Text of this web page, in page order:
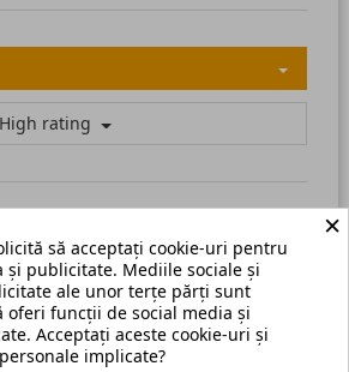
High rating
reviews.Scrie recenzia ta.
×
să acceptați cookie-uri pentru
și publicitate. Mediile sociale și
ale unor terțe părți sunt
oferi funcții de social media și
Acceptați aceste cookie-uri și
implicate?